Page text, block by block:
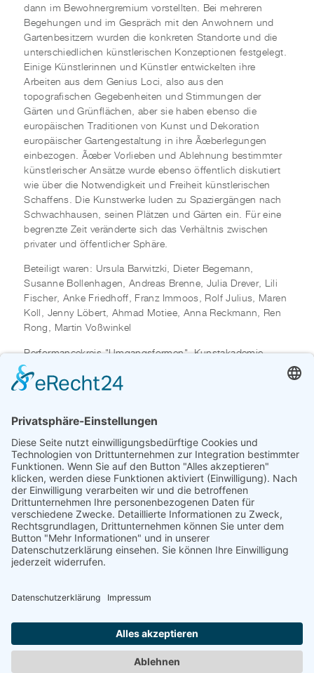
dann im Bewohnergremium vorstellten. Bei mehreren
Begehungen und im Gespräch mit den Anwohnern und
Gartenbesitzern wurden die konkreten Standorte und die
unterschiedlichen künstlerischen Konzeptionen festgelegt.
Einige Künstlerinnen und Künstler entwickelten ihre
Arbeiten aus dem Genius Loci, also aus den
topografischen Gegebenheiten und Stimmungen der
Gärten und Grünflächen, aber sie haben ebenso die
europäischen Traditionen von Kunst und Dekoration
europäischer Gartengestaltung in ihre Ãœberlegungen
einbezogen. Ãœber Vorlieben und Ablehnung bestimmter
künstlerischer Ansätze wurde ebenso öffentlich diskutiert
wie über die Notwendigkeit und Freiheit künstlerischen
Schaffens. Die Kunstwerke luden zu Spaziergängen nach
Schwachhausen, seinen Plätzen und Gärten ein. Für eine
begrenzte Zeit veränderte sich das Verhältnis zwischen
privater und öffentlicher Sphäre.
Beteiligt waren: Ursula Barwitzki, Dieter Begemann,
Susanne Bollenhagen, Andreas Brenne, Julia Drever, Lili
Fischer, Anke Friedhoff, Franz Immoos, Rolf Julius, Maren
Koll, Jenny Löbert, Ahmad Motiee, Anna Reckmann, Ren
Rong, Martin Voßwinkel
Performancekreis "Umgangsformen", Kunstakademie
Münster,
Klasse Lili Fischer: Andreas Brenne, Julia Drever, Anke
LITERATUR
PRIVATGRÜN-STADTGRÜN - EIN
KUNSTSPAZIERGANG IN BREMEN-
SCHWACHHAUSEN
Herausgeber:Senator für Bildung, Wissenschaft, Kunst
und Sport, Bremen 1998
Ortsamtsbeirat Schwachhausen, Fachausschuss Kultur